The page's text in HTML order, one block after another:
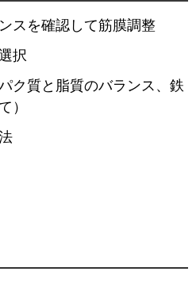
スを確認して筋膜調整
択
ク質と脂質のバランス、鉄
）